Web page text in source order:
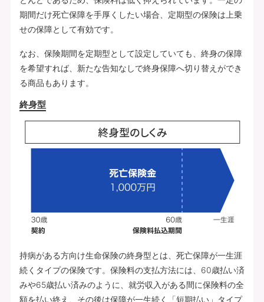
期間だけ死亡保障を手厚くしたい場合、定期型の保険は上乗
せの保障として有効です。
なお、保険期間を定期型として設定していても、終身の保障
を希望すれば、新たな告知なしで終身保障へ切り替えができ
る商品もあります。
終身型
持病がある方向け生命保険の終身型とは、死亡保障が一生涯
続くタイプの保険です。保険料の支払方法には、60歳払い済
みや65歳払い済みのように、就労収入がある間に保険料の全
額を払い終え、その後は保障が一生続く「短期払い」タイプ